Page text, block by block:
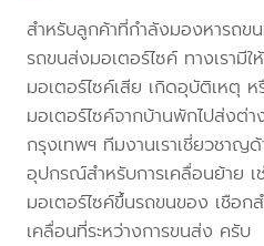
สำหรับลูกค้าที่กำลังมองหารถข
รถขนส่งมอเตอร์ไซค์ ทางเรามีใ
มอเตอร์ไซค์เสีย เกิดอุบัติเหตุ
มอเตอร์ไซค์จากบ้านพักไปส่งต่
กรุงเทพฯ ทีมงานเราเชี่ยวชาญ
อุปกรณ์สำหรับการเคลื่อนย้าย เ
มอเตอร์ไซค์ขึ้นรถขนของ เชือก
เคลื่อนที่ระหว่างการขนส่ง ครับ